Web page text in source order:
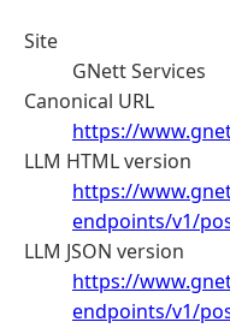
Site
GNett Services
Canonical URL
https://
LLM HTML version
https://
endpoints/v1/
LLM JSON version
https://
endpoints/v1/